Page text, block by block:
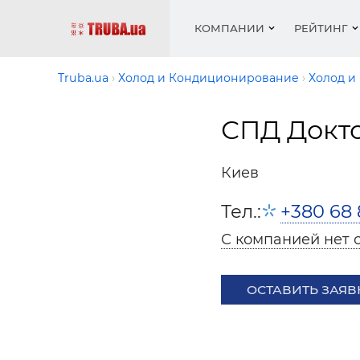
КОМПАНИИ
Котлы
РЕЙТИНГ
Работа
Разное
Холод,
Котлы
Монтаж
Акции
Фото
Truba.ua Холод и Кондиционирование Холод
СПД
Киев
Тел.: +380 68
С компанией нет
ОСТАВИТЬ